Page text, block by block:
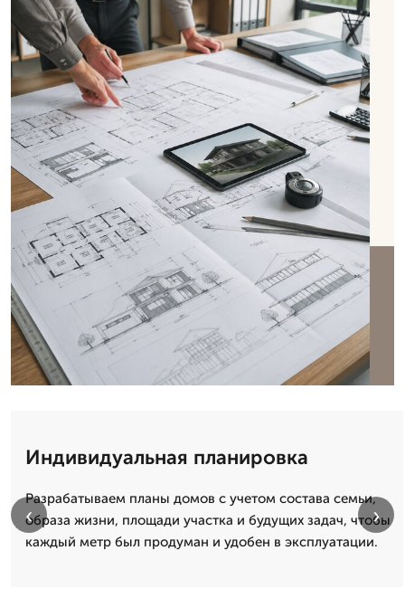
Индивидуальная планировка
Разрабатываем планы домов с учетом состава семьи,
образа жизни, площади участка и будущих задач, чтобы
каждый метр был продуман и удобен в эксплуатации.
‹ ›